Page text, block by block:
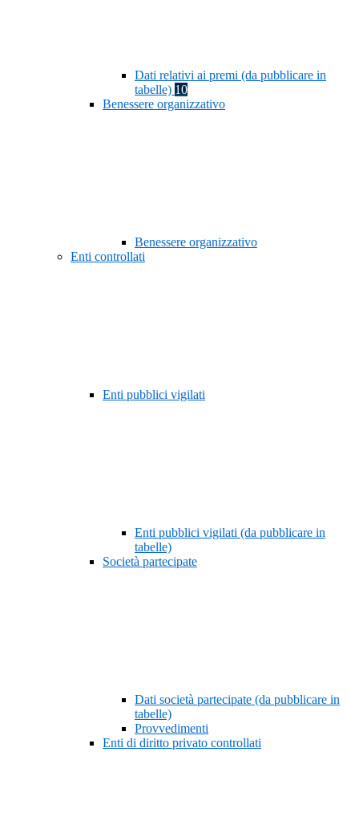
Dati relativi ai premi (da pubblicare in
tabelle) 10
Benessere organizzativo
Benessere organizzativo
Enti controllati
Enti pubblici vigilati
Enti pubblici vigilati (da pubblicare in
tabelle)
Società partecipate
Dati società partecipate (da pubblicare in
tabelle)
Provvedimenti
Enti di diritto privato controllati